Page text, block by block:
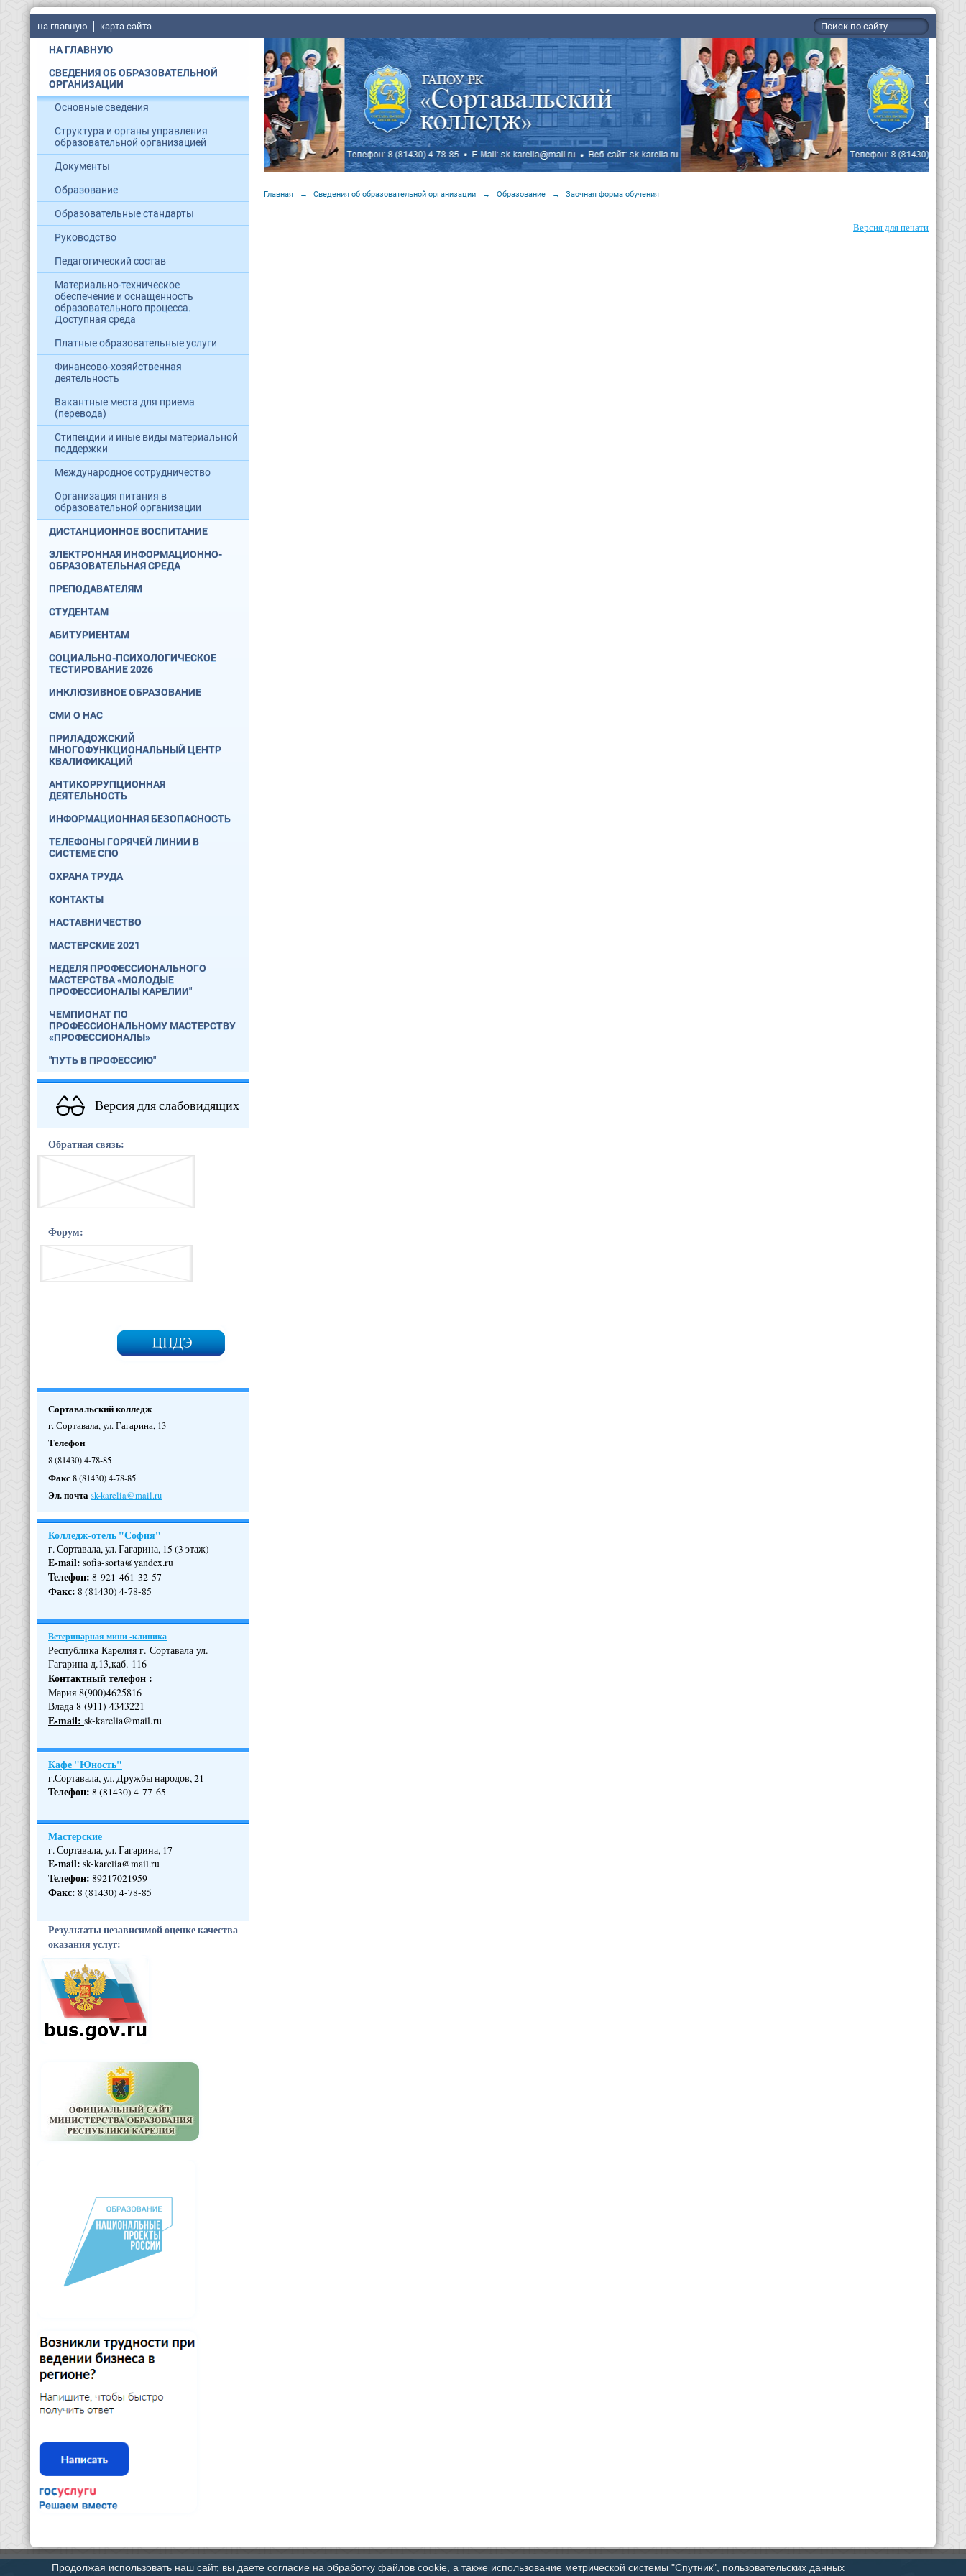
на главную карта сайта
НА ГЛАВНУЮ
СВЕДЕНИЯ ОБ ОБРАЗОВАТЕЛЬНОЙ
ОРГАНИЗАЦИИ
Основные сведения
Структура и органы управления
образовательной организацией
Документы
Образование
Образовательные стандарты
Руководство
Педагогический состав
Материально-техническое
обеспечение и оснащенность
образовательного процесса.
Доступная среда
Платные образовательные услуги
Финансово-хозяйственная
деятельность
Вакантные места для приема
(перевода)
Стипендии и иные виды материальной
поддержки
Международное сотрудничество
Организация питания в
образовательной организации
ДИСТАНЦИОННОЕ ВОСПИТАНИЕ
ЭЛЕКТРОННАЯ ИНФОРМАЦИОННО-
ОБРАЗОВАТЕЛЬНАЯ СРЕДА
ПРЕПОДАВАТЕЛЯМ
СТУДЕНТАМ
АБИТУРИЕНТАМ
СОЦИАЛЬНО-ПСИХОЛОГИЧЕСКОЕ
ТЕСТИРОВАНИЕ 2026
ИНКЛЮЗИВНОЕ ОБРАЗОВАНИЕ
СМИ О НАС
ПРИЛАДОЖСКИЙ
МНОГОФУНКЦИОНАЛЬНЫЙ ЦЕНТР
КВАЛИФИКАЦИЙ
АНТИКОРРУПЦИОННАЯ
ДЕЯТЕЛЬНОСТЬ
ИНФОРМАЦИОННАЯ БЕЗОПАСНОСТЬ
ТЕЛЕФОНЫ ГОРЯЧЕЙ ЛИНИИ В
СИСТЕМЕ СПО
ОХРАНА ТРУДА
КОНТАКТЫ
НАСТАВНИЧЕСТВО
МАСТЕРСКИЕ 2021
НЕДЕЛЯ ПРОФЕССИОНАЛЬНОГО
МАСТЕРСТВА «МОЛОДЫЕ
ПРОФЕССИОНАЛЫ КАРЕЛИИ"
ЧЕМПИОНАТ ПО
ПРОФЕССИОНАЛЬНОМУ МАСТЕРСТВУ
«ПРОФЕССИОНАЛЫ»
"ПУТЬ В ПРОФЕССИЮ"
Версия для слабовидящих
Обратная связь:
Форум:
Сортавальский колледж
г. Сортавала, ул. Гагарина, 13
Телефон
8 (81430) 4-78-85
Факс8 (81430) 4-78-85
Эл. почтаsk-karelia@mail.ru
Колледж-отель "София"
г. Сортавала, ул. Гагарина, 15 (3 этаж)
E-mail: sofia-sorta@yandex.ru
Телефон: 8-921-461-32-57
Факс: 8 (81430) 4-78-85
Ветеринарная мини -клиника
Республика Карелия г. Сортавала ул.
Гагарина д.13,каб. 116
Контактный телефон :
Мария 8(900)4625816
Влада 8 (911) 4343221
Е-mail: sk-karelia@mail.ru
Кафе "Юность"
г.Сортавала, ул. Дружбы народов, 21
Телефон: 8 (81430) 4-77-65
Мастерские
г. Сортавала, ул. Гагарина, 17
E-mail: sk-karelia@mail.ru
Телефон: 89217021959
Факс: 8 (81430) 4-78-85
Результаты независимой оценке качества
оказания услуг:
Главная → Сведения об образовательной организации → Образование → Заочная форма обучения
Версия для печати
Продолжая использовать наш сайт, вы даете согласие на обработку файлов cookie, а также использование метрической системы "Спутник", пользовательских данных